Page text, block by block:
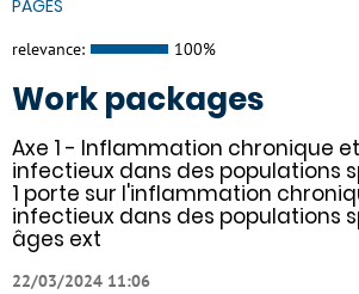
PAGES
relevance: 100%
Work packages
Axe 1 - Inflammation chronique
infectieux dans des populations
1 porte sur l'inflammation
infectieux dans des populations
âges ext
22/03/2024 11:06